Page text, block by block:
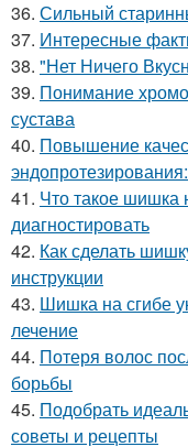
36. Сильный
37. Интересные
38. "Нет Ничего
39. Понимание
сустава
40. Повышение
41. Что такое шишка
диагностировать
42. Как сделать
инструкции
43. Шишка на сгибе
лечение
44. Потеря волос
борьбы
45. Подобрать
советы и рецепты